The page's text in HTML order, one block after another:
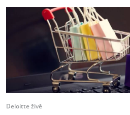
Deloitte živě